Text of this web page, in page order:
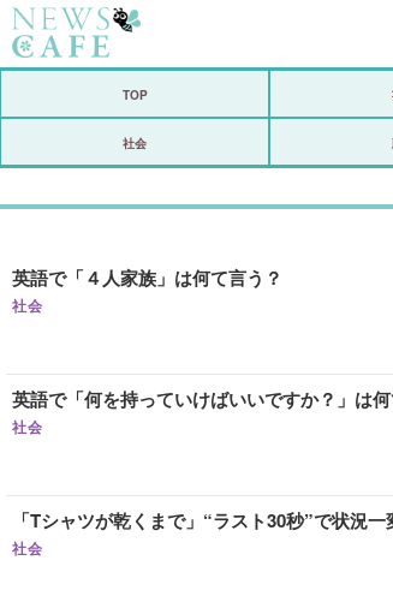
恋愛
リリース
TOP
社会
英語で「４人家族」は何て言う？
社会
英語で「何を持っていけばいいですか？」は
社会
「Tシャツが乾くまで」“ラスト30秒”で状況
社会